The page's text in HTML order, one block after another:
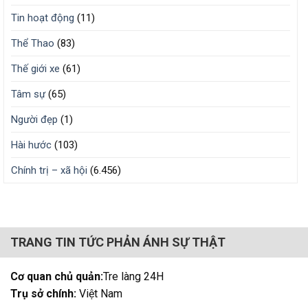
Tin hoạt động (11)
Thể Thao (83)
Thế giới xe (61)
Tâm sự(65)
Người đẹp (1)
Hài hước (103)
Chính trị – xã hội (6.456)
TRANG TIN TỨC PHẢN ÁNH SỰ THẬT
Cơ quan chủ quản:Tre làng 24H
Trụ sở chính: Việt Nam